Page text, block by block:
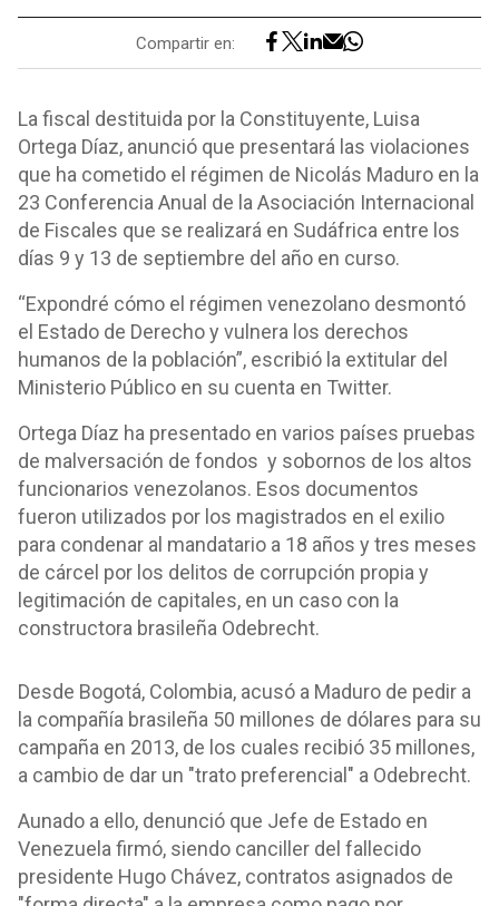
Compartir en:
La fiscal destituida por la Constituyente, Luisa
Ortega Díaz, anunció que presentará las violaciones
que ha cometido el régimen de Nicolás Maduro en la
23 Conferencia Anual de la Asociación Internacional
de Fiscales que se realizará en Sudáfrica entre los
días 9 y 13 de septiembre del año en curso.
“Expondré cómo el régimen venezolano desmontó
el Estado de Derecho y vulnera los derechos
humanos de la población”, escribió la extitular del
Ministerio Público en su cuenta en Twitter.
Ortega Díaz ha presentado en varios países pruebas
de malversación de fondos y sobornos de los altos
funcionarios venezolanos. Esos documentos
fueron utilizados por los magistrados en el exilio
para condenar al mandatario a 18 años y tres meses
de cárcel por los delitos de corrupción propia y
legitimación de capitales, en un caso con la
constructora brasileña Odebrecht.
Desde Bogotá, Colombia, acusó a Maduro de pedir a
la compañía brasileña 50 millones de dólares para su
campaña en 2013, de los cuales recibió 35 millones,
a cambio de dar un "trato preferencial" a Odebrecht.
Aunado a ello, denunció que Jefe de Estado en
Venezuela firmó, siendo canciller del fallecido
presidente Hugo Chávez, contratos asignados de